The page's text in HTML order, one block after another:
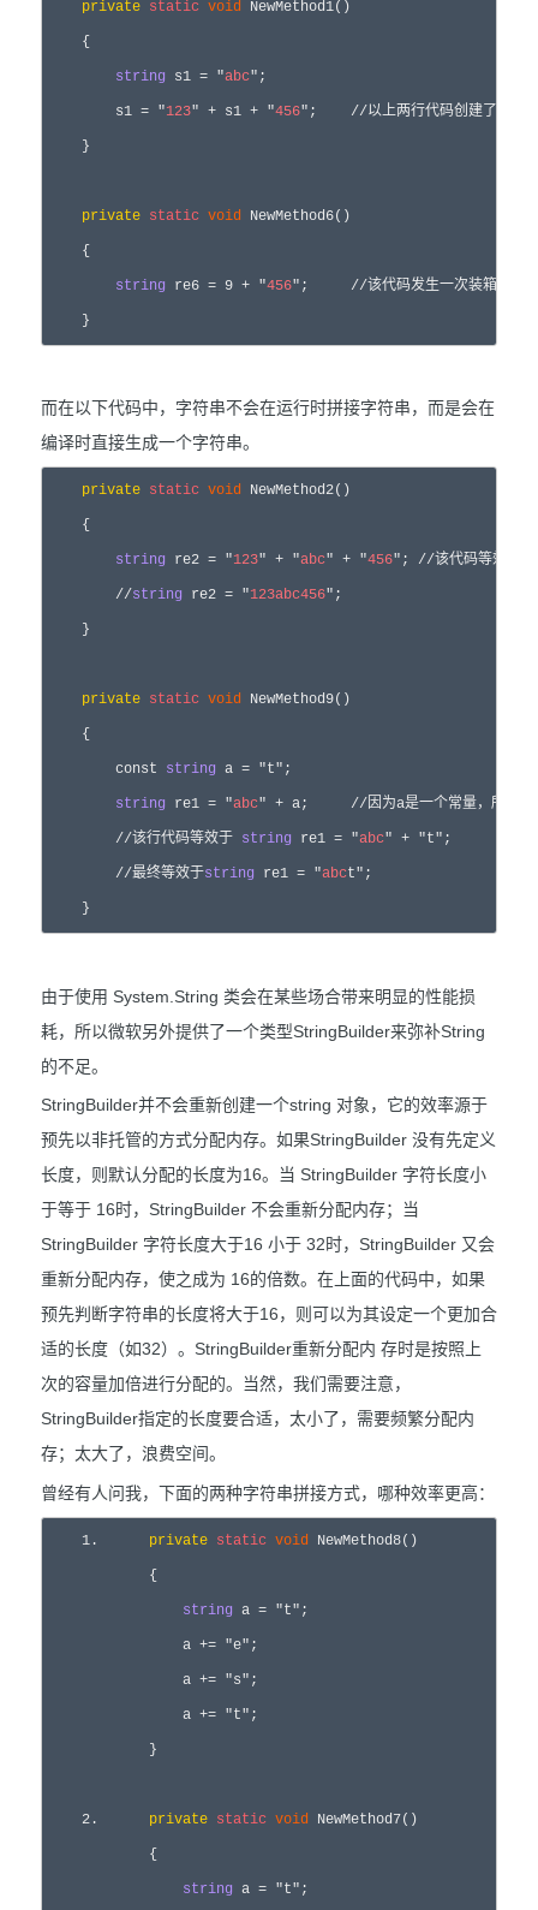
private static void NewMethod1()
    {
string s1 = "abc" ;
        s1
= "123" + s1 + "456" ; //以上两行代码创建了3个
    }
private static void NewMethod6()
    {
string re6 = 9 + "456" ; //该代码发生一次装箱，并
    }
而在以下代码中，字符串不会在运行时拼接字符串，而是会在
编译时直接生成一个字符串。
private static void NewMethod2()
    {
string re2 = "123" + "abc" + "456" ; //该代码等效于
//string re2 = "123abc456";
    }
private static void NewMethod9()
    {
const string a = "t" ;
string re1 = "abc" + a; //因为a是一个常量，所以
//该行代码等效于 string re1 = "abc" + "t";
//最终等效于string re1 = "abct";
    }
由于使用 System.String 类会在某些场合带来明显的性能损
耗，所以微软另外提供了一个类型StringBuilder来弥补String
的不足。
StringBuilder并不会重新创建一个string 对象，它的效率源于
预先以非托管的方式分配内存。如果StringBuilder 没有先定义
长度，则默认分配的长度为16。当 StringBuilder 字符长度小
于等于 16时，StringBuilder 不会重新分配内存；当
StringBuilder 字符长度大于16 小于 32时，StringBuilder 又会
重新分配内存，使之成为 16的倍数。在上面的代码中，如果
预先判断字符串的长度将大于16，则可以为其设定一个更加合
适的长度（如32）。StringBuilder重新分配内 存时是按照上
次的容量加倍进行分配的。当然，我们需要注意，
StringBuilder指定的长度要合适，太小了，需要频繁分配内
存；太大了，浪费空间。
曾经有人问我，下面的两种字符串拼接方式，哪种效率更高：
1 . private static void NewMethod8()
            {
string a = "t" ;
                a
+= "e" ;
                a
+= "s" ;
                a
+= "t" ;
            }
2 . private static void NewMethod7()
            {
string a = "t" ;